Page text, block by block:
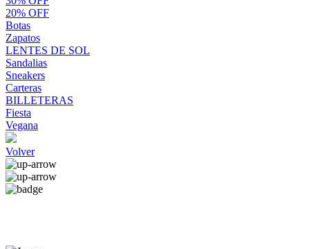
20% OFF
Botas
Zapatos
LENTES DE SOL
Sandalias
Sneakers
Carteras
BILLETERAS
Fiesta
Vegana
Volver